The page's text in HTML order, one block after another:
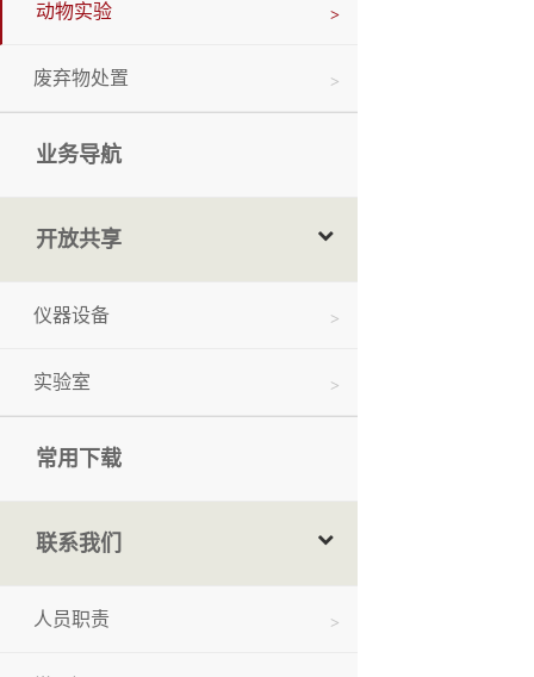
动物实验
废弃物处置
业务导航
开放共享
仪器设备
实验室
常用下载
联系我们
人员职责